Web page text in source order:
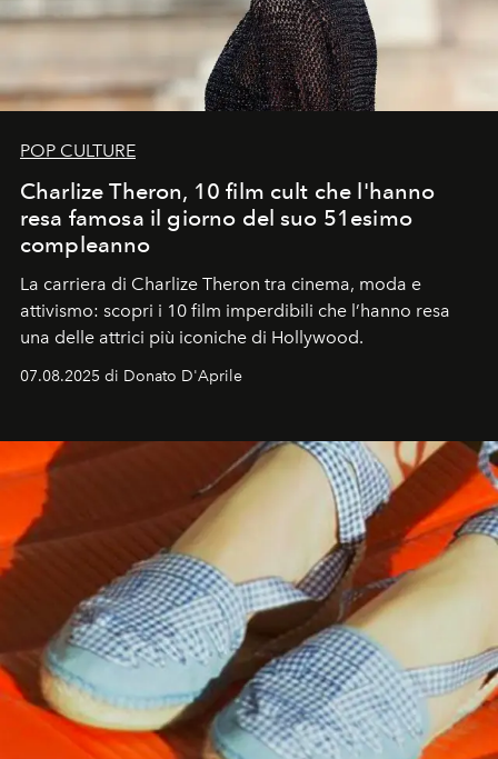
POP CULTURE
Charlize Theron, 10 film cult che l'hanno
resa famosa il giorno del suo 51esimo
compleanno
La carriera di Charlize Theron tra cinema, moda e
attivismo: scopri i 10 film imperdibili che l’hanno resa
una delle attrici più iconiche di Hollywood.
07.08.2025 di Donato D'Aprile